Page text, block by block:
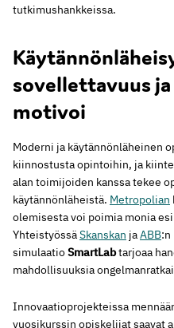
tutkimushankkeissa.
sovellettavuus
motivoi
Moderni ja käytännönläheinen
kiinnostusta opintoihin, ja
alan toimijoiden kanssa tekee
käytännönläheistä. Metropolian
olemisesta voi poimia monia
YhteistyössäSkanskan jaABB:n
simulaatioSmartLabtarjoaa
mahdollisuuksia
Innovaatioprojekteissa
vuosikurssin opiskelijat saavat